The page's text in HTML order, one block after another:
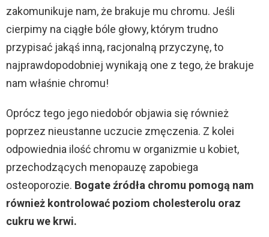
zakomunikuje nam, że brakuje mu chromu. Jeśli
cierpimy na ciągłe bóle głowy, którym trudno
przypisać jakąś inną, racjonalną przyczynę, to
najprawdopodobniej wynikają one z tego, że brakuje
nam właśnie chromu!
Oprócz tego jego niedobór objawia się również
poprzez nieustanne uczucie zmęczenia. Z kolei
odpowiednia ilość chromu w organizmie u kobiet,
przechodzących menopauzę zapobiega
osteoporozie. Bogate źródła chromu pomogą nam
również kontrolować poziom cholesterolu oraz
cukru we krwi.